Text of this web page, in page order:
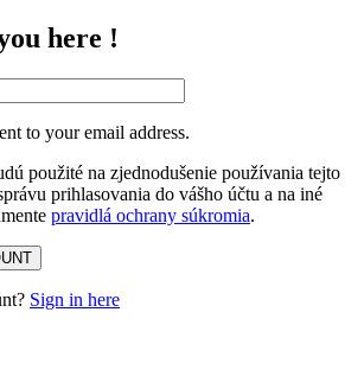
here !
to your email address.
použité na zjednodušenie používania tejto
prihlasovania do vášho účtu a na iné
pravidlá ochrany súkromia.
Sign in here